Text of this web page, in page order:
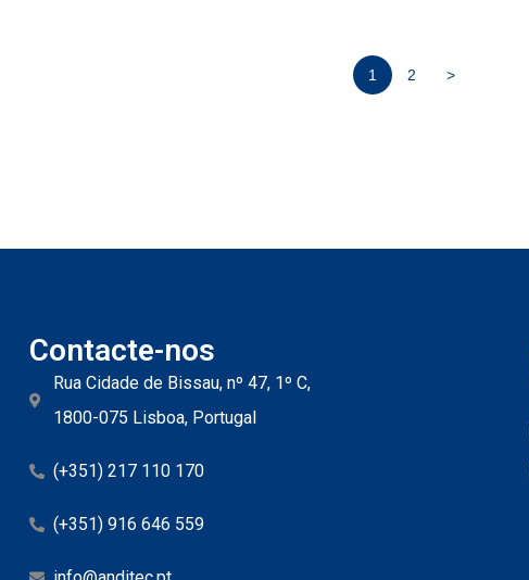
1 2 >
Contacte-nos
Rua Cidade de Bissau, nº 47, 1º C,
1800-075 Lisboa, Portugal
(+351) 217 110 170
(+351) 916 646 559